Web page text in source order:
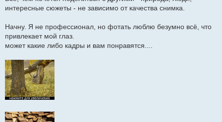
е
интересные сюжеты - не зависимо от качества снимка.
Начну. Я не профессионал, но фотать люблю безумно всё, что
привлекает мой глаз.
может какие либо кадры и вам понравятся....